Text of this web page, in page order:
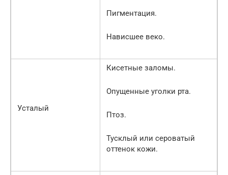
Пигментация.
Нависшее веко.
Усталый
Кисетные заломы.
Опущенные уголки рта.
Птоз.
Тусклый или сероватый
оттенок кожи.